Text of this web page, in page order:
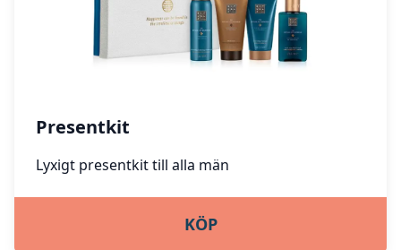
Presentkit
Lyxigt presentkit till alla män
KÖP